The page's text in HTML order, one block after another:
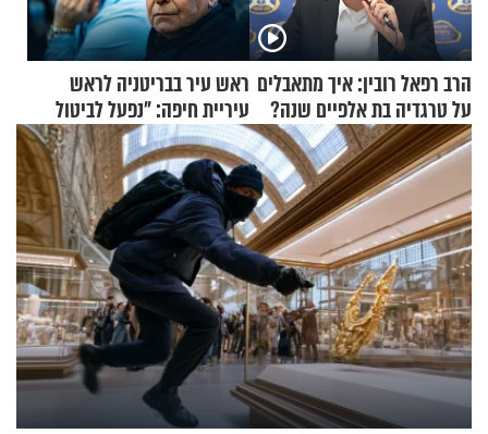
הרב רפאל רובין: איך מתאבלים
על טרגדיה בת אלפיים שנה?
ראש עיר בבריטניה לראש
עיריית חיפה: ״נפעל לביטול
ברית הערים התאומות״